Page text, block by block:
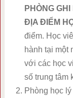
PHÒNG
ĐỊA ĐIỂM
điểm. Học
hành tại một
với các học
số trung tâm
Phòng học